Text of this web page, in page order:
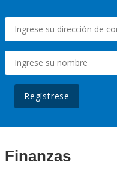
Regístrese
Finanzas